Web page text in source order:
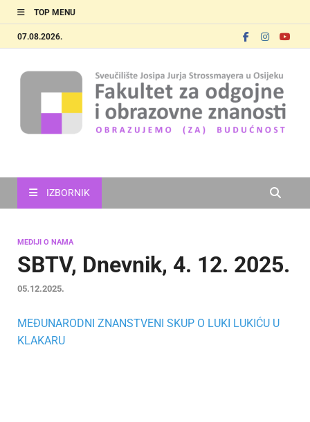
TOP MENU
07.08.2026.
IZBORNIK
MEDIJI O NAMA
SBTV, Dnevnik, 4. 12. 2025.
05.12.2025.
MEĐUNARODNI ZNANSTVENI SKUP O LUKI LUKIĆU U
KLAKARU